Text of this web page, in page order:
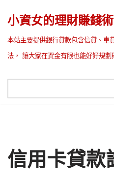
Skip
to
content
小資女的理財賺錢術
本站主要提供銀行貸款包含信貸、車
法， 讓大家在資金有限也能好好規劃
信用卡貸款